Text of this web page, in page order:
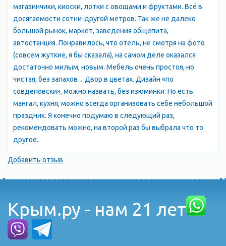
магазинчики, киоски, лотки с овощами и фруктами. Всё в
досягаемости сотни-другой метров. Так же не далеко
большой рынок, маркет, заведения общепита,
автостанция. Понравилось, что отель, не смотря на фото
(совсем жуткие, я бы сказала), на самом деле оказался
достаточно милым, новым. Мебель очень простоя, но
чистая, без запахов…Двор в цветах. Дизайн «по
совдеповски», можно назвать, без изюминки. Но есть
мангал, кухня, можно всегда организовать себе небольшой
праздник. Я конечно подумаю в следующий раз,
рекомендовать можно, на второй раз бы выбрала что то
другое..
Добавить отзыв
Крым.ру - нам 21 лет